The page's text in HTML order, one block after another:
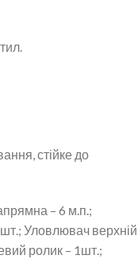
стійке до
– 6 м.п.;
Уловлювач верхній
ролик – 1шт.;